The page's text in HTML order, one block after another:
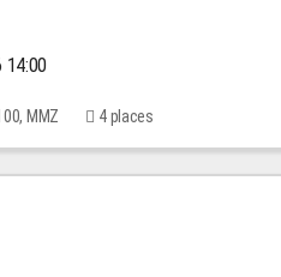
14:00
MMZ 4 places